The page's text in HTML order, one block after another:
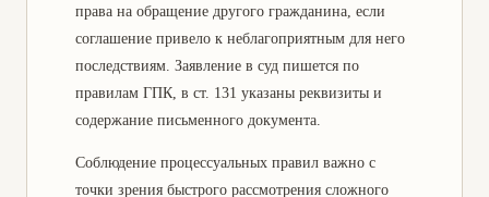
права на обращение другого гражданина, если
соглашение привело к неблагоприятным для него
последствиям. Заявление в суд пишется по
правилам ГПК, в ст. 131 указаны реквизиты и
содержание письменного документа.
Соблюдение процессуальных правил важно с
точки зрения быстрого рассмотрения сложного